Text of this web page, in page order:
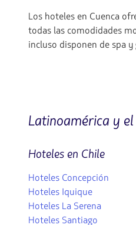
Los hoteles en Cuenca
todas las comodidades
incluso disponen de spa
Latinoamérica y
Hoteles en Chile
Hoteles Concepción
Hoteles Iquique
Hoteles La Serena
Hoteles Santiago